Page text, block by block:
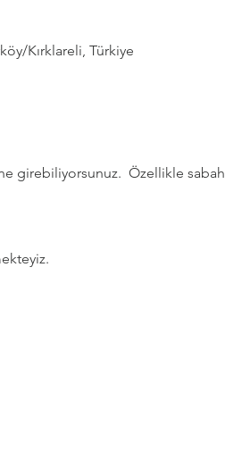
Kırklareli, Türkiye
girebiliyorsunuz.  Özellikle sabah